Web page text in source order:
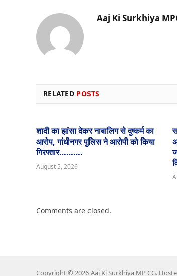
Aaj Ki Surkhiya
RELATED POSTS
शादी का झांसा देकर नाबालिग से दुष्कर्म का
आरोप, गांधीनगर पुलिस ने आरोपी को किया
गिरफ्तार……….
August 5, 2026
Comments are closed.
Copyright © 2026 Aaj Ki Surkhiya MP CG.